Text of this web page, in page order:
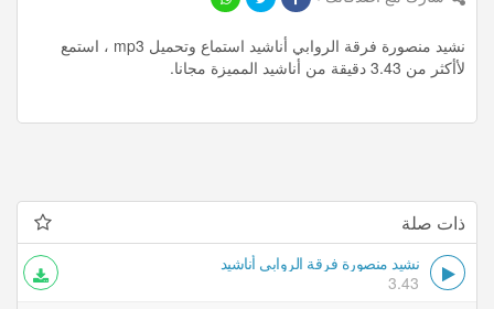
نشيد منصورة فرقة الروابي أناشيد استماع وتحميل mp3 ، استمع
لأأكثر من 3.43 دقيقة من أناشيد المميزة مجانا.
ذات صلة
نشيد منصورة فرقة الروابي أناشيد
3.43